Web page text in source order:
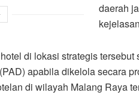
daerah
di lokasi strategis
apabila dikelola secara
di wilayah Malang Raya